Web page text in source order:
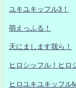
ユキユキッフル3！
萌えっふる！
天にまします我ら！
ヒロシッフル！ヒロ
ヒロユキユキッフル